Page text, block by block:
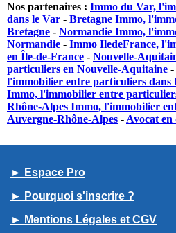
Nos partenaires : Immo du Var,
dans le Var - Bretagne Immo,
Bretagne - Normandie Immo,
Normandie - Immo IledeFrance,
en Île-de-France - Nouvelle-
particuliers en Nouvelle-Aquitaine -
l'immobilier entre particuliers dans
Immo, l'immobilier entre
Rhône-Alpes Immo, l'immobilier
Auvergne-Rhône-Alpes - Avocat
► Espace Pro
► Pourquoi s'inscrire ?
► Mentions Légales et CGV